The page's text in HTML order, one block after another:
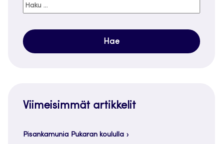
Haku:
Viimeisimmät artikkelit
Pisankamunia Pukaran koululla